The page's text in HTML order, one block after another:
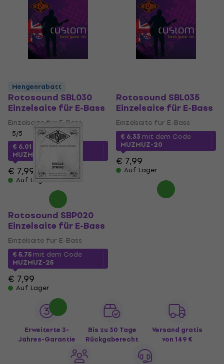
Rotosound SBL030
Einzelsaite für E-Bass
Einzelsaite für E-Bass
5/5
€ 6,01
mit dem Code
MUZMUZ-20
€ 7,99
Auf Lager
Rotosound SBL035
Einzelsaite für E-Bass
Einzelsaite für E-Bass
€ 6,33 mit dem Code
MUZMUZ-20
€ 7,99
Auf Lager
Mengenrabatt
Rotosound SBP020
Einzelsaite für E-Bass
Einzelsaite für E-Bass
€ 5,75mit dem Code
MUZMUZ-25
€ 7,99
Auf Lager
Erweiterte 3-
Jahres-Garantie
Bis zu 30 Tage
Rückgaberecht
Versand gratis
von 149 €